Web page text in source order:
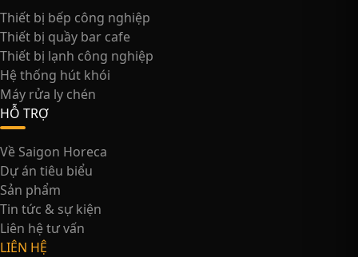
Thiết bị bếp công nghiệp
Thiết bị quầy bar cafe
Thiết bị lạnh công nghiệp
Hệ thống hút khói
Máy rửa ly chén
HỖ TRỢ
Về Saigon Horeca
Dự án tiêu biểu
Sản phẩm
Tin tức & sự kiện
Liên hệ tư vấn
LIÊN HỆ